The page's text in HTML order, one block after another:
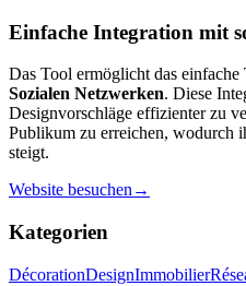
Einfache Integration mit
Das Tool ermöglicht das
Sozialen Netzwerken. Diese
Designvorschläge effizienter zu
Publikum zu erreichen, wodurch
steigt.
Website besuchen →
Kategorien
DécorationDesignImmobilier